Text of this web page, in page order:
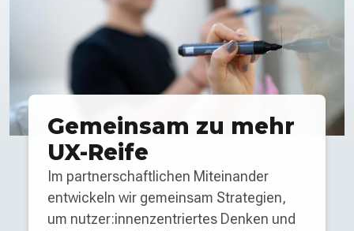
Gemeinsam zu mehr
UX-Reife
Im partnerschaftlichen Miteinander
entwickeln wir gemeinsam Strategien,
um nutzer:innen­zentriertes Denken und